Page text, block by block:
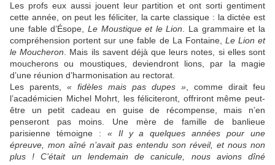
Les profs eux aussi jouent leur partition et ont sorti gentiment
cette année, on peut les féliciter, la carte classique : la dictée est
une fable d’Ésope, Le Moustique et le Lion . La grammaire et la
compréhension portent sur une fable de La Fontaine, Le Lion et
le Moucheron . Mais ils savent déjà que leurs notes, si elles sont
moucherons ou moustiques, deviendront lions, par la magie
d’une réunion d’harmonisation au rectorat.
Les parents, « fidèles mais pas dupes » , comme dirait feu
l’académicien Michel Mohrt, les féliciteront, offriront même peut-
être un petit cadeau en guise de récompense, mais n’en
penseront pas moins. Une mère de famille de banlieue
parisienne témoigne : « Il y a quelques années pour une
épreuve, mon aîné n’avait pas entendu son réveil, et nous non
plus ! C’était un lendemain de canicule, nous avions dîné